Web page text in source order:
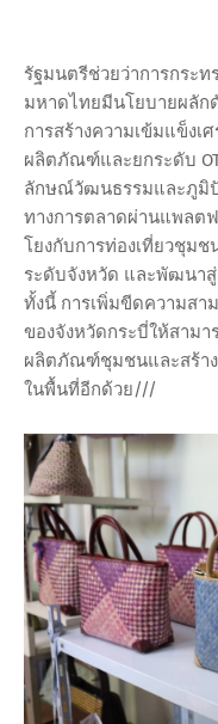
รัฐมนตรีช่วยว่าการกระท
มหาดไทยมีนโยบายผลัก
การสร้างความเข้มแข็ง
ผลิตภัณฑ์และยกระดับ
ลักษณ์วัฒนธรรมและภูมิ
ทางการตลาดผ่านแพลต
โยงกับการท่องเที่ยวชุมช
ระดับจังหวัด และพัฒนาสู่
ทั้งนี้ การเพิ่มขีดความส
ของจังหวัดกระบี่ให้สาม
ผลิตภัณฑ์ชุมชนและสร้า
ในพื้นที่อีกด้วย///